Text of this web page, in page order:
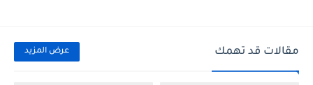
مقالات قد تهمك عرض المزيد